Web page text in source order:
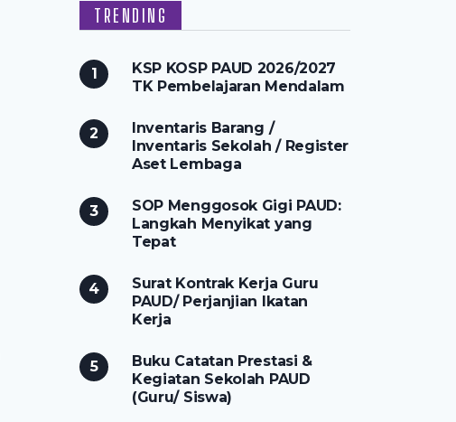
TRENDING
KSP KOSP PAUD 2026/2027
TK Pembelajaran Mendalam
Inventaris Barang /
Inventaris Sekolah / Register
Aset Lembaga
SOP Menggosok Gigi PAUD:
Langkah Menyikat yang
Tepat
Surat Kontrak Kerja Guru
PAUD/ Perjanjian Ikatan
Kerja
Buku Catatan Prestasi &
Kegiatan Sekolah PAUD
(Guru/ Siswa)